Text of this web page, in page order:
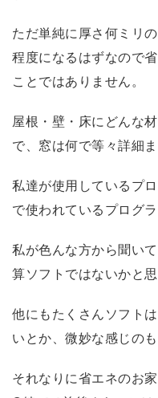
ただ単純に厚さ何ミリ
程度になるはずなので
ことではありません。
屋根・壁・床にどんな
で、窓は何で等々詳細
私達が使用しているプ
で使われているプログラ
私が色んな方から聞い
算ソフトではないかと思
他にもたくさんソフト
いとか、微妙な感じの
それなりに省エネのお